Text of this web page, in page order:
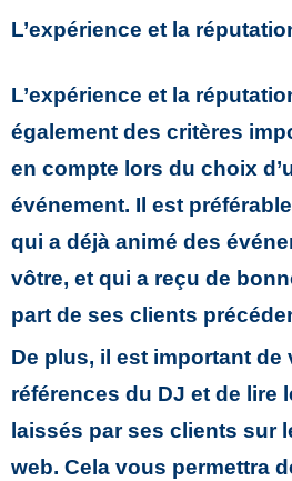
L’expérience et la
L’expérience et la
également des critères
en compte lors du choix
événement. Il est
qui a déjà animé des
vôtre, et qui a reçu de
part de ses clients
De plus, il est important de
références du DJ et de lire
laissés par ses clients sur
web. Cela vous permettra